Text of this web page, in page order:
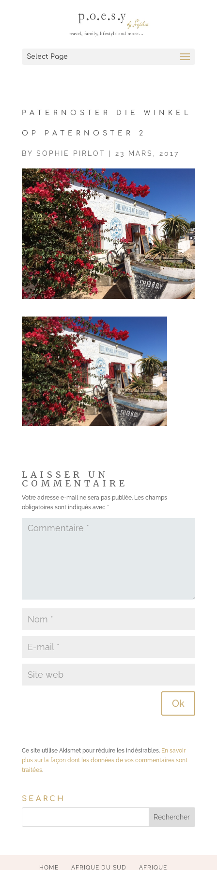
Select Page
PATERNOSTER DIE WINKEL
OP PATERNOSTER 2
BY SOPHIE PIRLOT 23 MARS, 2017
LAISSER UN
COMMENTAIRE
Votre adresse e-mail ne sera pas publiée. Les champs
obligatoires sont indiqués avec *
Ce site utilise Akismet pour réduire les indésirables. En savoir
plus sur la façon dont les données de vos commentaires sont
traitées.
SEARCH
HOME AFRIQUE DU SUD AFRIQUE